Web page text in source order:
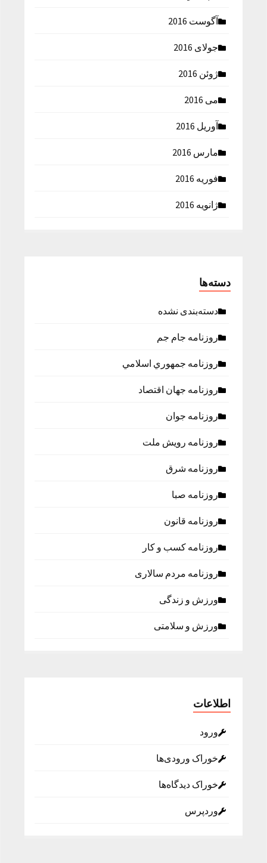
آگوست 2016
جولای 2016
ژوئن 2016
می 2016
آوریل 2016
مارس 2016
فوریه 2016
ژانویه 2016
دسته‌ها
دسته‌بندی نشده
روزنامه جام جم
روزنامه جمهوري اسلامي
روزنامه جهان اقتصاد
روزنامه جوان
روزنامه رویش ملت
روزنامه شرق
روزنامه صبا
روزنامه قانون
روزنامه كسب و كار
روزنامه مردم سالاری
ورزش و زندگی
ورزش و سلامتی
اطلاعات
ورود
خوراک ورودی‌ها
خوراک دیدگاه‌ها
وردپرس